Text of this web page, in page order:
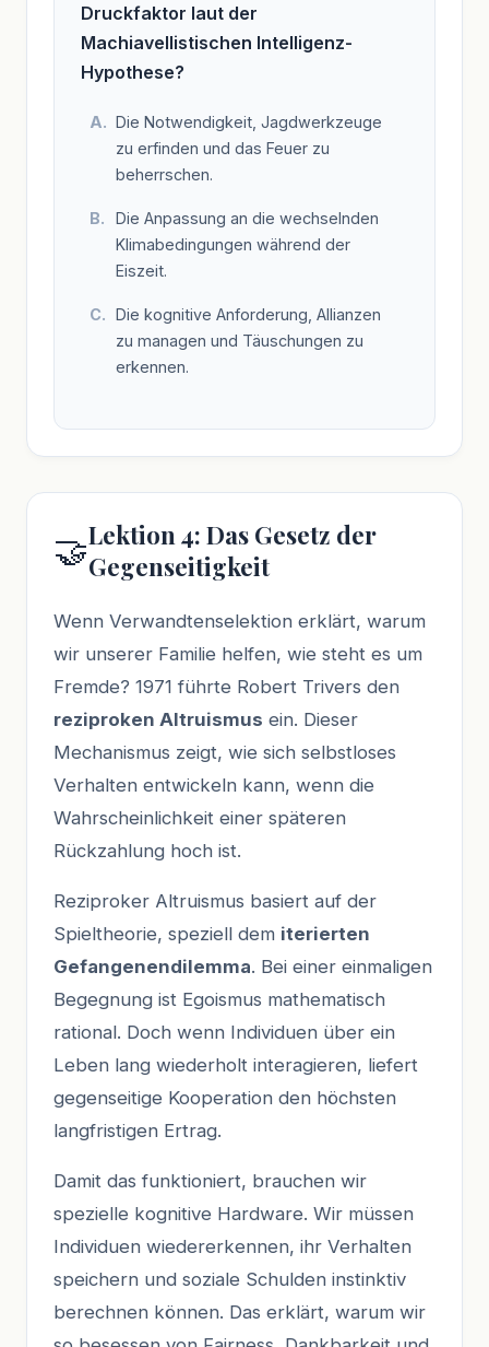
Druckfaktor laut der
Machiavellistischen Intelligenz-
Hypothese?
Die Notwendigkeit, Jagdwerkzeuge
zu erfinden und das Feuer zu
beherrschen.
Die Anpassung an die wechselnden
Klimabedingungen während der
Eiszeit.
Die kognitive Anforderung, Allianzen
zu managen und Täuschungen zu
erkennen.
🤝Lektion 4: Das Gesetz der
Gegenseitigkeit
Wenn Verwandtenselektion erklärt, warum
wir unserer Familie helfen, wie steht es um
Fremde? 1971 führte Robert Trivers den
reziproken Altruismus ein. Dieser
Mechanismus zeigt, wie sich selbstloses
Verhalten entwickeln kann, wenn die
Wahrscheinlichkeit einer späteren
Rückzahlung hoch ist.
Reziproker Altruismus basiert auf der
Spieltheorie, speziell dem iterierten
Gefangenendilemma. Bei einer einmaligen
Begegnung ist Egoismus mathematisch
rational. Doch wenn Individuen über ein
Leben lang wiederholt interagieren, liefert
gegenseitige Kooperation den höchsten
langfristigen Ertrag.
Damit das funktioniert, brauchen wir
spezielle kognitive Hardware. Wir müssen
Individuen wiedererkennen, ihr Verhalten
speichern und soziale Schulden instinktiv
berechnen können. Das erklärt, warum wir